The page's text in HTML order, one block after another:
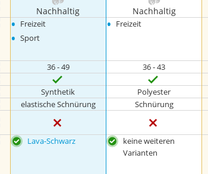
Nachhaltig Nachhaltig
• Freizeit
• Sport
• Freizeit
36 - 49 36 - 43
Synthetik Polyester
elastische Schnürung Schnürung
Lava-Schwarz
keine weiteren
Varianten